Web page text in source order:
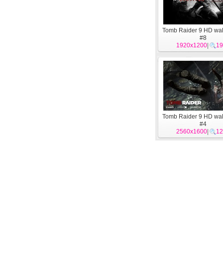
Tomb Raider 9 HD
#8
1920x1200
Tomb Raider 9 HD
#4
2560x1600